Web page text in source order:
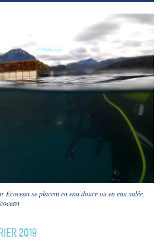
Ecocean se placent en eau douce ou en eau salée.
2019